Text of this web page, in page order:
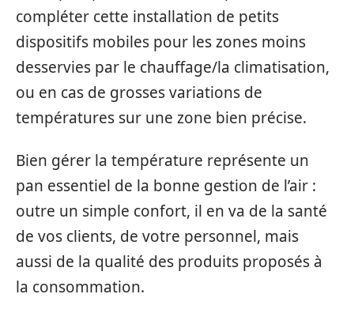
compléter cette installation de petits
dispositifs mobiles pour les zones moins
desservies par le chauffage/la climatisation,
ou en cas de grosses variations de
températures sur une zone bien précise.
Bien gérer la température représente un
pan essentiel de la bonne gestion de l’air :
outre un simple confort, il en va de la santé
de vos clients, de votre personnel, mais
aussi de la qualité des produits proposés à
la consommation.